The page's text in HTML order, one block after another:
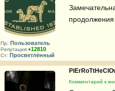
Пр: Пользователь
Репутация:+12810
Ст: Просветлённый
Комментарий к